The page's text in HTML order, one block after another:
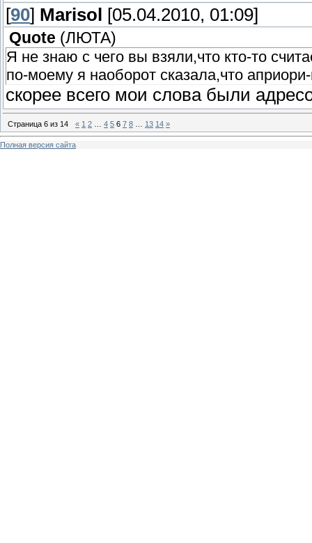
[90] Marisol [05.04.2010, 01:09]
Quote (ЛЮТА)
Я не знаю с чего вы взяли,что кто-то
по-моему я наоборот сказала,что
скорее всего мои слова были
Страница 6 из 14 « 1 2 4 5 6 7 8 13 14 »
Полная версия сайта